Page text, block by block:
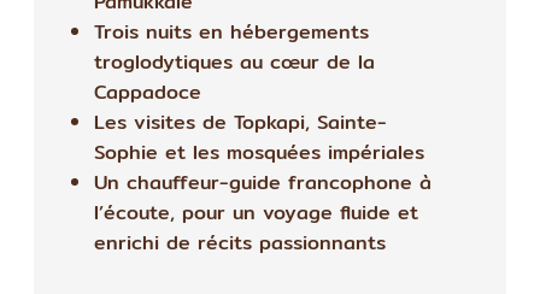
Trois nuits en hébergements
troglodytiques au cœur de la
Cappadoce
Les visites de Topkapi, Sainte-
Sophie et les mosquées impériales
Un chauffeur-guide francophone à
l’écoute, pour un voyage fluide et
enrichi de récits passionnants